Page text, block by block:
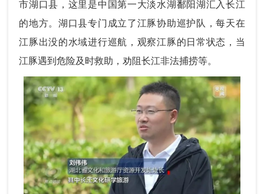
市湖口县，这里是中国第一大淡水湖鄱阳湖汇入长江
的地方。湖口县专门成立了江豚协助巡护队，每天在
江豚出没的水域进行巡航，观察江豚的日常状态，当
江豚遇到危险及时救助，劝阻长江非法捕捞等。